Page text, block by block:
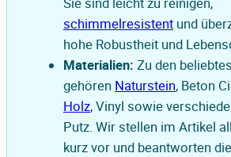
schimmelresistent und
hohe Robustheit und
Materialien: Zu den
gehören Naturstein, Beton
Holz, Vinyl sowie
Putz. Wir stellen im Artikel
kurz vor und beantworten